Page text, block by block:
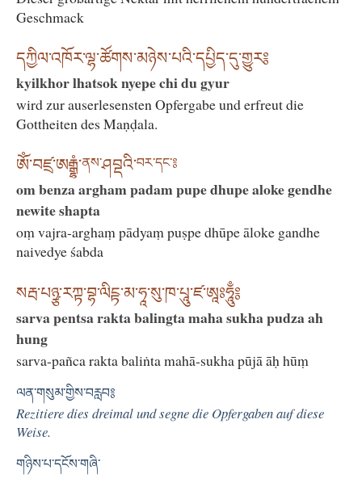
Geschmack
དཀྱིལ་འཁོར་ལྷ་ཚོགས་མཉེས་པའི་དཔྱིད་དུ་གྱུར༔
kyilkhor lhatsok nyepe chi du gyur
wird zur auserlesensten Opfergabe und erfreut die
Gottheiten des Maṇḍala.
ཨོཾ་བཛྲ་ཨརྒྷཾ་ནས་ཤབྡའི་བར་དང་༔
om benza argham padam pupe dhupe aloke gendhe
newite shapta
oṃ vajra-arghaṃ pādyaṃ puṣpe dhūpe āloke gandhe
naivedye śabda
སརྦ་པཉྩ་རཀྟ་བྷ་ལིངྟ་མ་ཧཱ་སུ་ཁ་པཱུ་ཛ་ཨཱཿཧཱུྃ༔
sarva pentsa rakta balingta maha sukha pudza ah
hung
sarva-pañca rakta baliṅta mahā-sukha pūjā āḥ hūṃ
ལན་གསུམ་གྱིས་བརླབ༔
Rezitiere dies dreimal und segne die Opfergaben auf diese
Weise.
གཉིས་པ་དངོས་གཞི་